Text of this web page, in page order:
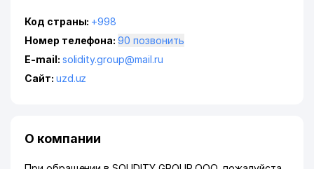
Код страны: +998
Номер телефона:
90 позвонить
E-mail: solidity.group@mail.ru
Сайт: uzd.uz
О компании